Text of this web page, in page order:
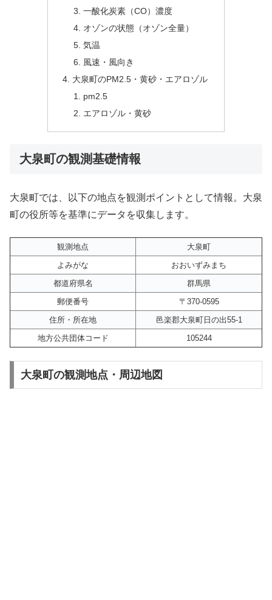
一酸化炭素（CO）濃度
オゾンの状態（オゾン全量）
気温
風速・風向き
大泉町のPM2.5・黄砂・エアロゾル
pm2.5
エアロゾル・黄砂
大泉町の観測基礎情報
大泉町では、以下の地点を観測ポイントとして情報。大泉
町の役所等を基準にデータを収集します。
観測地点
大泉町
よみがな
おおいずみまち
都道府県名
群馬県
郵便番号
〒370-0595
住所・所在地
邑楽郡大泉町日の出55-1
地方公共団体コード
105244
大泉町の観測地点・周辺地図